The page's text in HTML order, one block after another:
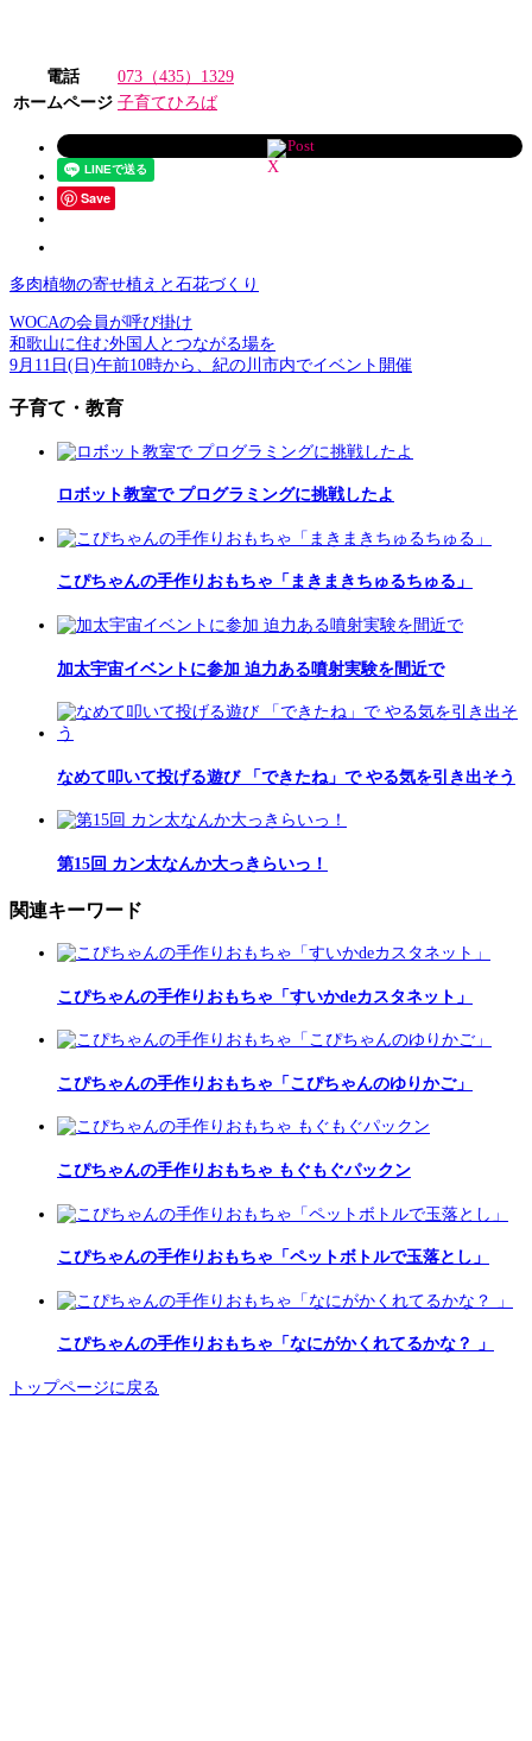
電話
073（435）1329
ホームページ 子育てひろば
Post
Save
多肉植物の寄せ植えと石花づくり
WOCAの会員が呼び掛け
和歌山に住む外国人とつながる場を
9月11日(日)午前10時から、紀の川市内でイベント開催
子育て・教育
ロボット教室で プログラミングに挑戦したよ
こぴちゃんの手作りおもちゃ「まきまきちゅるちゅる」
加太宇宙イベントに参加 迫力ある噴射実験を間近で
なめて叩いて投げる遊び 「できたね」で やる気を引き出そう
第15回 カン太なんか大っきらいっ！
関連キーワード
こぴちゃんの手作りおもちゃ「すいかdeカスタネット」
こぴちゃんの手作りおもちゃ「こぴちゃんのゆりかご」
こぴちゃんの手作りおもちゃ もぐもぐパックン
こぴちゃんの手作りおもちゃ「ペットボトルで玉落とし」
こぴちゃんの手作りおもちゃ「なにがかくれてるかな？ 」
トップページに戻る